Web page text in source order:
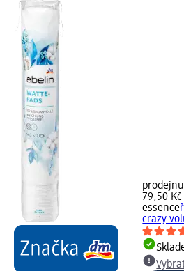
79,50 Kč
essence
crazy